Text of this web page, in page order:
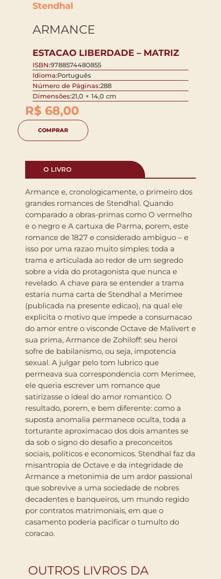
Stendhal
ARMANCE
ESTACAO LIBERDADE – MATRIZ
ISBN:9788574480855
Idioma:Português
Número de Páginas:288
Dimensões:21,0 × 14,0 cm
R$ 68,00
COMPRAR
O LIVRO
Armance e, cronologicamente, o primeiro dos
grandes romances de Stendhal. Quando
comparado a obras-primas como O vermelho
e o negro e A cartuxa de Parma, porem, este
romance de 1827 e considerado ambiguo – e
isso por uma razao muito simples: toda a
trama e articulada ao redor de um segredo
sobre a vida do protagonista que nunca e
revelado. A chave para se entender a trama
estaria numa carta de Stendhal a Merimee
(publicada na presente edicao), na qual ele
explicita o motivo que impede a consumacao
do amor entre o visconde Octave de Malivert e
sua prima, Armance de Zohiloff: seu heroi
sofre de babilanismo, ou seja, impotencia
sexual. A julgar pelo tom lubrico que
permeava sua correspondencia com Merimee,
ele queria escrever um romance que
satirizasse o ideal do amor romantico. O
resultado, porem, e bem diferente: como a
suposta anomalia permanece oculta, toda a
torturante aproximacao dos dois amantes se
da sob o signo do desafio a preconceitos
sociais, politicos e economicos. Stendhal faz da
misantropia de Octave e da integridade de
Armance a metonimia de um ardor passional
que sobrevive a uma sociedade de nobres
decadentes e banqueiros, um mundo regido
por contratos matrimoniais, em que o
casamento poderia pacificar o tumulto do
coracao.
OUTROS LIVROS DA